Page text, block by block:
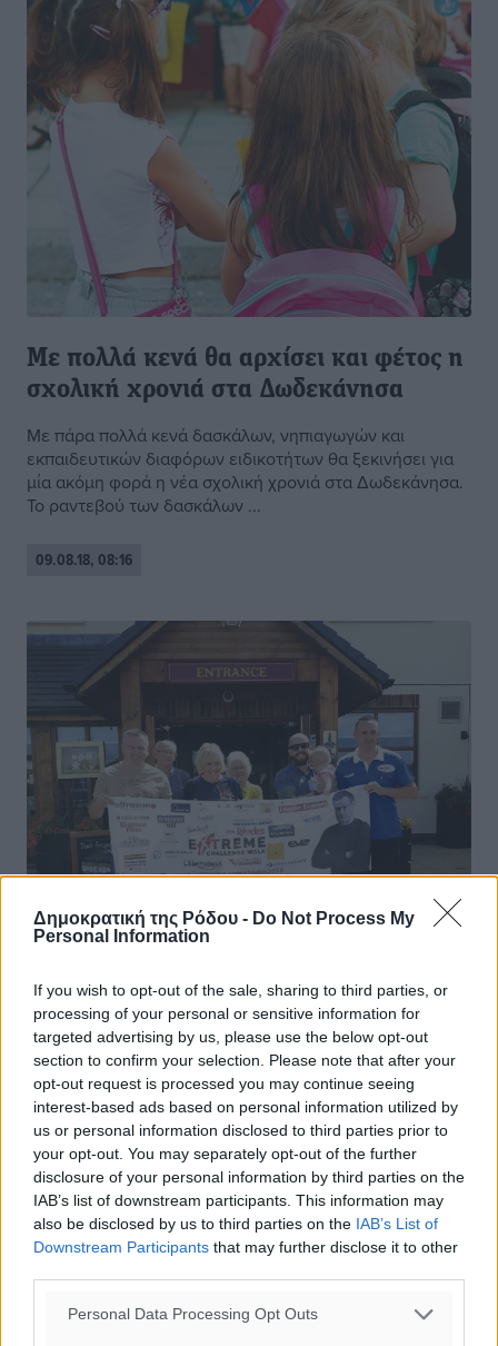
Δημοκρατική της Ρόδου - Do Not Process My
Personal Information
If you wish to opt-out of the sale, sharing to third parties, or
processing of your personal or sensitive information for
targeted advertising by us, please use the below opt-out
section to confirm your selection. Please note that after your
opt-out request is processed you may continue seeing
interest-based ads based on personal information utilized by
us or personal information disclosed to third parties prior to
your opt-out. You may separately opt-out of the further
disclosure of your personal information by third parties on the
IAB’s list of downstream participants. This information may
also be disclosed by us to third parties on the IAB’s List of
Downstream Participants that may further disclose it to other
Personal Data Processing Opt Outs
Με πολλά κενά θα αρχίσει και φέτος η
σχολική χρονιά στα Δωδεκάνησα
Με πάρα πολλά κενά δασκάλων, νηπιαγωγών και
εκπαιδευτικών διαφόρων ειδικοτήτων θα ξεκινήσει για
μία ακόμη φορά η νέα σχολική χρονιά στα Δωδεκάνησα.
Το ραντεβού των δασκάλων ...
09.08.18, 08:16
Περπάτησε σε όλο το νησί για
φιλανθρωπικό σκοπό!
Με τον υδράργυρο να χτυπάει ‘κόκκινο’ πάνω από 30
βαθμούς και την υγρασία πάνω από 70%, ο καλός φίλος
της Ρόδου Ben Moorhouse από την Μεγάλη Βρετανία,
έκανε πάλι το…. ...
09.08.18, 08:14